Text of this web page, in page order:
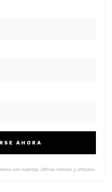
AHORA
con nuestras últimas noticias y artículos.